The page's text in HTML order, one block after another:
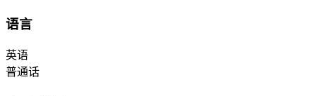
语言
英语
普通话